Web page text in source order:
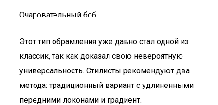
Очаровательный боб
Этот тип обрамления уже давно стал одной из
классик, так как доказал свою невероятную
универсальность. Стилисты рекомендуют два
метода: традиционный вариант с удлиненными
передними локонами и градиент.